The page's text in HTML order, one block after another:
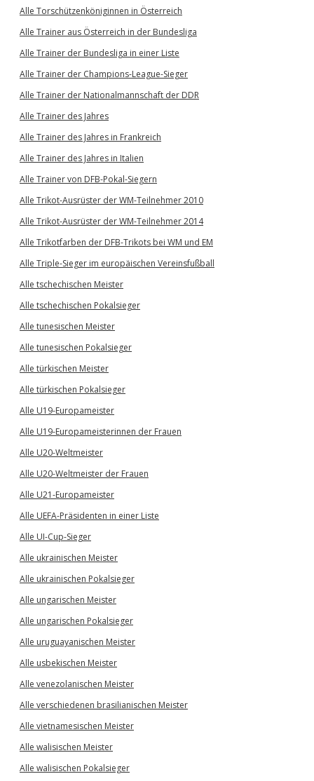
Alle Torschützenköniginnen in Österreich
Alle Trainer aus Österreich in der Bundesliga
Alle Trainer der Bundesliga in einer Liste
Alle Trainer der Champions-League-Sieger
Alle Trainer der Nationalmannschaft der DDR
Alle Trainer des Jahres
Alle Trainer des Jahres in Frankreich
Alle Trainer des Jahres in Italien
Alle Trainer von DFB-Pokal-Siegern
Alle Trikot-Ausrüster der WM-Teilnehmer 2010
Alle Trikot-Ausrüster der WM-Teilnehmer 2014
Alle Trikotfarben der DFB-Trikots bei WM und EM
Alle Triple-Sieger im europäischen Vereinsfußball
Alle tschechischen Meister
Alle tschechischen Pokalsieger
Alle tunesischen Meister
Alle tunesischen Pokalsieger
Alle türkischen Meister
Alle türkischen Pokalsieger
Alle U19-Europameister
Alle U19-Europameisterinnen der Frauen
Alle U20-Weltmeister
Alle U20-Weltmeister der Frauen
Alle U21-Europameister
Alle UEFA-Präsidenten in einer Liste
Alle UI-Cup-Sieger
Alle ukrainischen Meister
Alle ukrainischen Pokalsieger
Alle ungarischen Meister
Alle ungarischen Pokalsieger
Alle uruguayanischen Meister
Alle usbekischen Meister
Alle venezolanischen Meister
Alle verschiedenen brasilianischen Meister
Alle vietnamesischen Meister
Alle walisischen Meister
Alle walisischen Pokalsieger